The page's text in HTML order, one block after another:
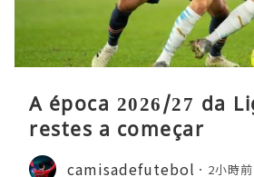
A época 2026/27 da
restes a começar
camisadefutebol 2小時前